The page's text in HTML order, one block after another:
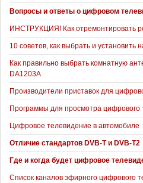
Вопросы и ответы о цифровом
ИНСТРУКЦИЯ! Как отремонтировать
10 советов, как выбрать и установить
Как правильно выбрать комнатную
DA1203А
Производители приставок для
Программы для просмотра цифрового
Цифровое телевидение в автомобиле
Отличие стандартов DVB-T и DVB-T2
Где и когда будет цифровое
Список каналов эфирного цифрового